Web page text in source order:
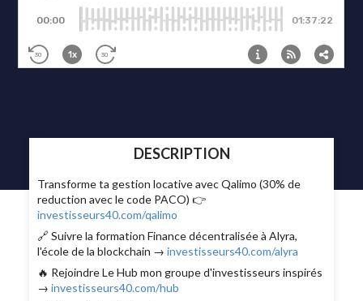
DESCRIPTION
Transforme ta gestion locative avec Qalimo (30% de
reduction avec le code PACO) 👉
investisseurs40.com/qalimo
🔗 Suivre la formation Finance décentralisée à Alyra,
l'école de la blockchain →investisseurs40.com/alyra
🔥 Rejoindre Le Hub mon groupe d'investisseurs inspirés
→investisseurs40.com/hub